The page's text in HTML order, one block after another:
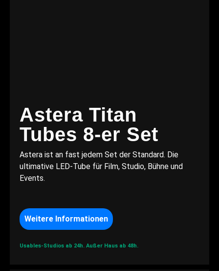
Astera Titan
Tubes 8-er Set
Astera ist an fast jedem Set der Standard. Die
ultimative LED-Tube für Film, Studio, Bühne und
Events.
Weitere Informationen
Usables-Studios ab 24h. Außer Haus ab 48h.